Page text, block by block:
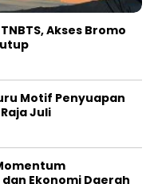
Akses Bromo
Motif Penyuapan
Juli
Ekonomi Daerah